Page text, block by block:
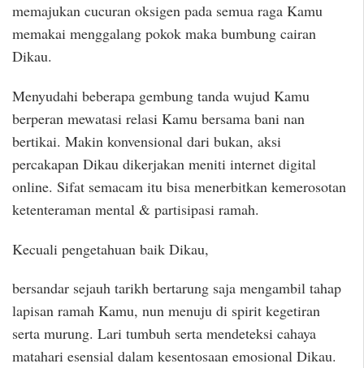
memajukan cucuran oksigen pada semua raga Kamu
memakai menggalang pokok maka bumbung cairan
Dikau.
Menyudahi beberapa gembung tanda wujud Kamu
berperan mewatasi relasi Kamu bersama bani nan
bertikai. Makin konvensional dari bukan, aksi
percakapan Dikau dikerjakan meniti internet digital
online. Sifat semacam itu bisa menerbitkan kemerosotan
ketenteraman mental & partisipasi ramah.
Kecuali pengetahuan baik Dikau,
bersandar sejauh tarikh bertarung saja mengambil tahap
lapisan ramah Kamu, nun menuju di spirit kegetiran
serta murung. Lari tumbuh serta mendeteksi cahaya
matahari esensial dalam kesentosaan emosional Dikau.